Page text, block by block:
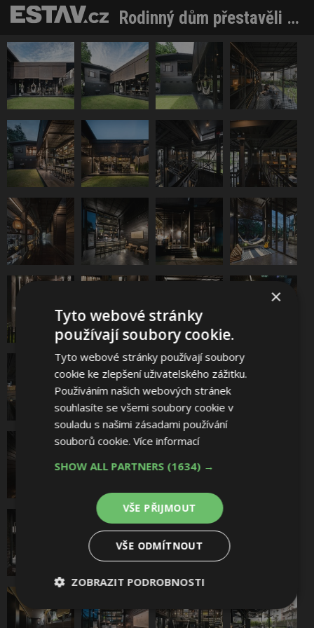
Rodinný dům přestavěli na ubytovnu. Moc se toho nezměnilo
×
Tyto webové stránky
používají soubory cookie.
Tyto webové stránky používají soubory
cookie ke zlepšení uživatelského zážitku.
Používáním našich webových stránek
souhlasíte se všemi soubory cookie v
souladu s našimi zásadami používání
souborů cookie.Více informací
SHOW ALL PARTNERS (1634) →
VŠE PŘIJMOUT
VŠE ODMÍTNOUT
ZOBRAZIT PODROBNOSTI
Nezbytně
nutné
Výkonové
soubory
Soubory
cílení